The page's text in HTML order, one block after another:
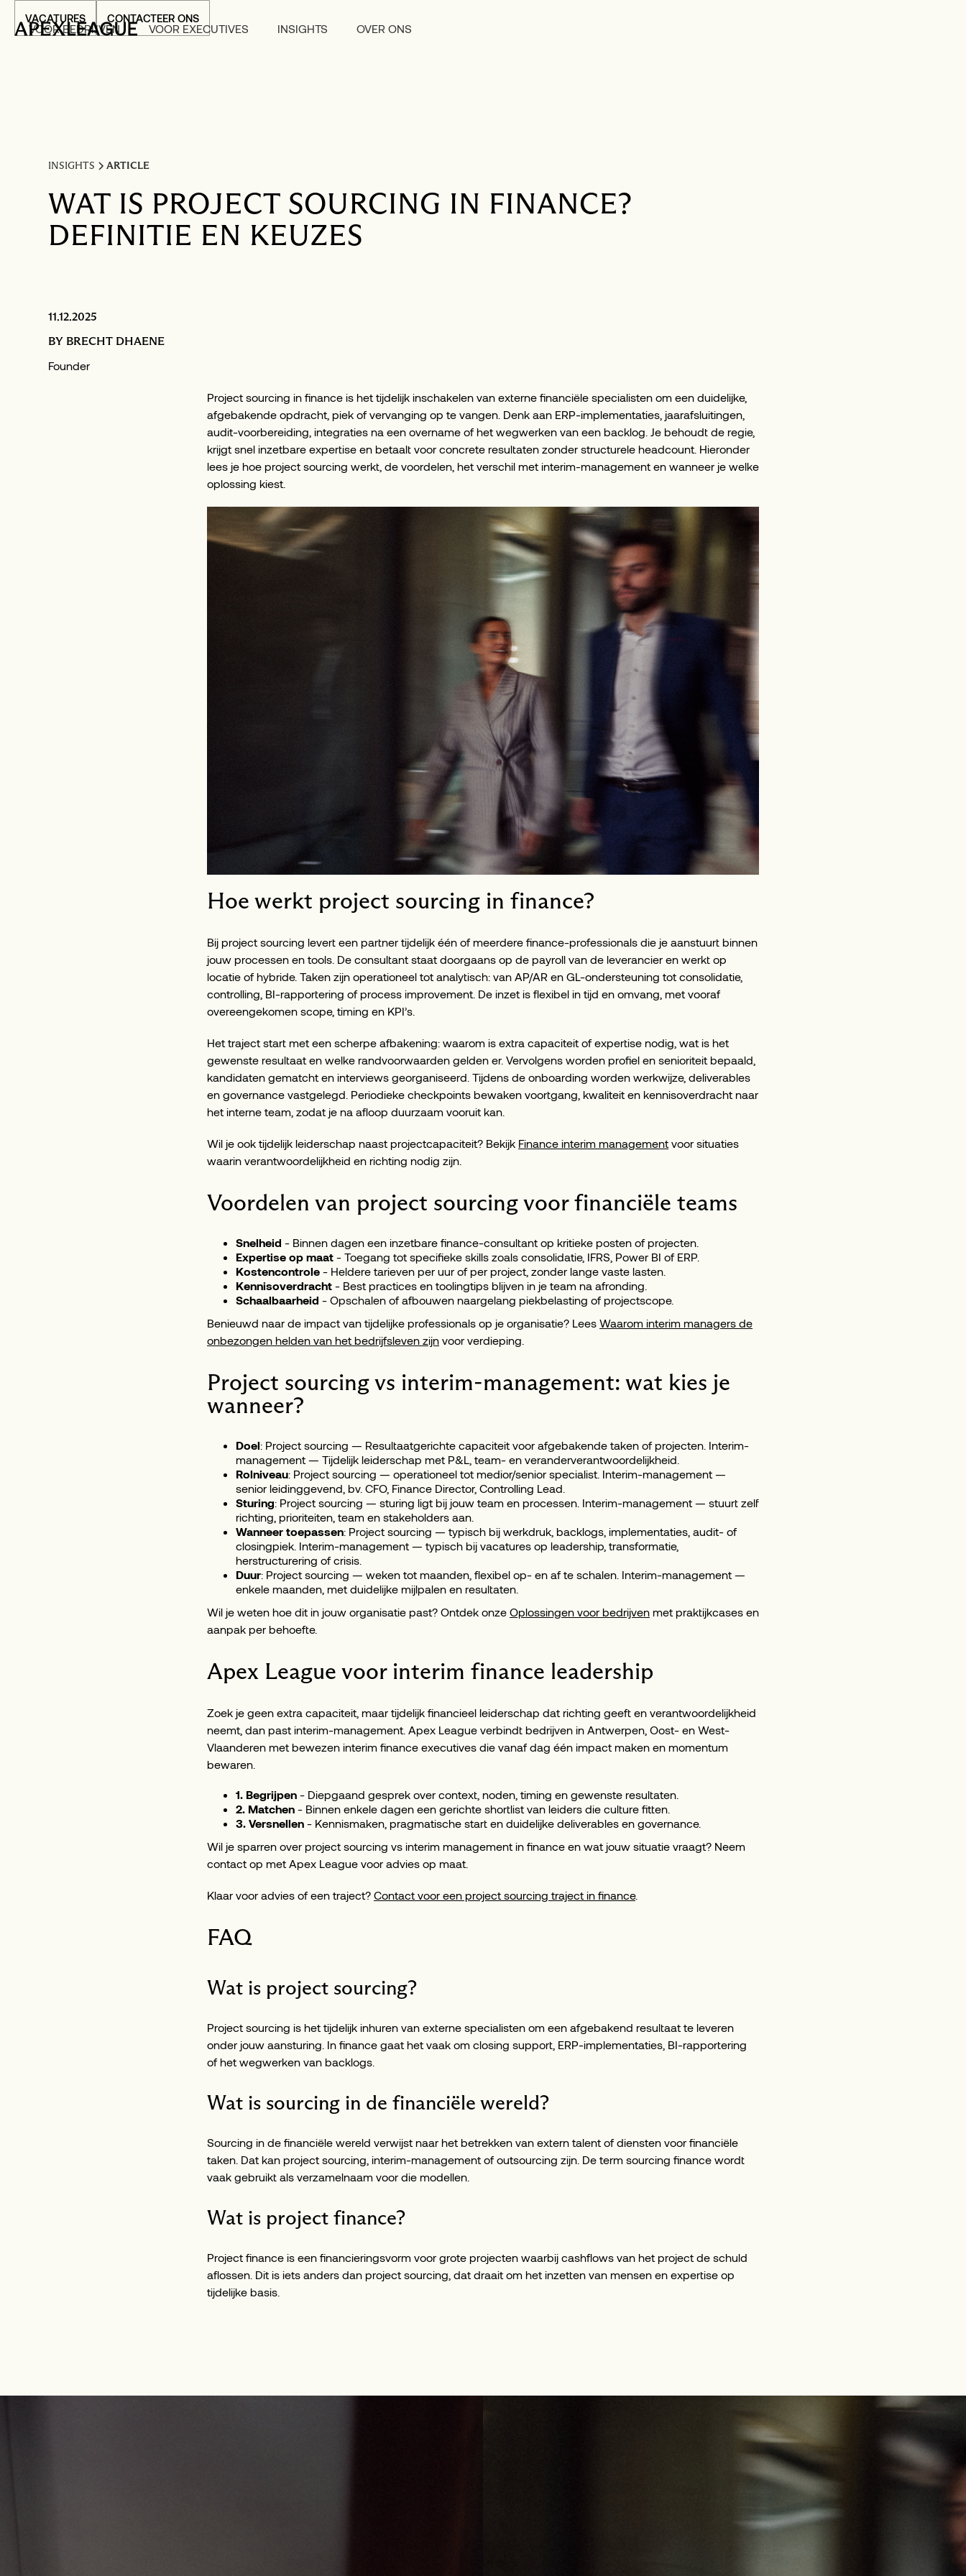
VOOR BEDRIJVEN VOOR EXECUTIVES INSIGHTS OVER ONS
VACATURES CONTACTEER ONS
INSIGHTS ARTICLE
WAT IS PROJECT SOURCING IN FINANCE?
DEFINITIE EN KEUZES
11.12.2025
BY BRECHT DHAENE
Founder
Project sourcing in finance is het tijdelijk inschakelen van externe financiële specialisten om een duidelijke,
afgebakende opdracht, piek of vervanging op te vangen. Denk aan ERP-implementaties, jaarafsluitingen,
audit-voorbereiding, integraties na een overname of het wegwerken van een backlog. Je behoudt de regie,
krijgt snel inzetbare expertise en betaalt voor concrete resultaten zonder structurele headcount. Hieronder
lees je hoe project sourcing werkt, de voordelen, het verschil met interim-management en wanneer je welke
oplossing kiest.
Hoe werkt project sourcing in finance?
Bij project sourcing levert een partner tijdelijk één of meerdere finance-professionals die je aanstuurt binnen
jouw processen en tools. De consultant staat doorgaans op de payroll van de leverancier en werkt op
locatie of hybride. Taken zijn operationeel tot analytisch: van AP/AR en GL-ondersteuning tot consolidatie,
controlling, BI-rapportering of process improvement. De inzet is flexibel in tijd en omvang, met vooraf
overeengekomen scope, timing en KPI’s.
Het traject start met een scherpe afbakening: waarom is extra capaciteit of expertise nodig, wat is het
gewenste resultaat en welke randvoorwaarden gelden er. Vervolgens worden profiel en senioriteit bepaald,
kandidaten gematcht en interviews georganiseerd. Tijdens de onboarding worden werkwijze, deliverables
en governance vastgelegd. Periodieke checkpoints bewaken voortgang, kwaliteit en kennisoverdracht naar
het interne team, zodat je na afloop duurzaam vooruit kan.
Wil je ook tijdelijk leiderschap naast projectcapaciteit? Bekijk Finance interim management voor situaties
waarin verantwoordelijkheid en richting nodig zijn.
Voordelen van project sourcing voor financiële teams
Snelheid - Binnen dagen een inzetbare finance-consultant op kritieke posten of projecten.
Expertise op maat - Toegang tot specifieke skills zoals consolidatie, IFRS, Power BI of ERP.
Kostencontrole - Heldere tarieven per uur of per project, zonder lange vaste lasten.
Kennisoverdracht - Best practices en toolingtips blijven in je team na afronding.
Schaalbaarheid - Opschalen of afbouwen naargelang piekbelasting of projectscope.
Benieuwd naar de impact van tijdelijke professionals op je organisatie? Lees Waarom interim managers de
onbezongen helden van het bedrijfsleven zijn voor verdieping.
Project sourcing vs interim-management: wat kies je
wanneer?
Doel: Project sourcing — Resultaatgerichte capaciteit voor afgebakende taken of projecten. Interim-
management — Tijdelijk leiderschap met P&L, team- en veranderverantwoordelijkheid.
Rolniveau: Project sourcing — operationeel tot medior/senior specialist. Interim-management —
senior leidinggevend, bv. CFO, Finance Director, Controlling Lead.
Sturing: Project sourcing — sturing ligt bij jouw team en processen. Interim-management — stuurt zelf
richting, prioriteiten, team en stakeholders aan.
Wanneer toepassen: Project sourcing — typisch bij werkdruk, backlogs, implementaties, audit- of
closingpiek. Interim-management — typisch bij vacatures op leadership, transformatie,
herstructurering of crisis.
Duur: Project sourcing — weken tot maanden, flexibel op- en af te schalen. Interim-management —
enkele maanden, met duidelijke mijlpalen en resultaten.
Wil je weten hoe dit in jouw organisatie past? Ontdek onze Oplossingen voor bedrijven met praktijkcases en
aanpak per behoefte.
Apex League voor interim finance leadership
Zoek je geen extra capaciteit, maar tijdelijk financieel leiderschap dat richting geeft en verantwoordelijkheid
neemt, dan past interim-management. Apex League verbindt bedrijven in Antwerpen, Oost- en West-
Vlaanderen met bewezen interim finance executives die vanaf dag één impact maken en momentum
bewaren.
1. Begrijpen - Diepgaand gesprek over context, noden, timing en gewenste resultaten.
2. Matchen - Binnen enkele dagen een gerichte shortlist van leiders die culture fitten.
3. Versnellen - Kennismaken, pragmatische start en duidelijke deliverables en governance.
Wil je sparren over project sourcing vs interim management in finance en wat jouw situatie vraagt? Neem
contact op met Apex League voor advies op maat.
Klaar voor advies of een traject? Contact voor een project sourcing traject in finance.
FAQ
Wat is project sourcing?
Project sourcing is het tijdelijk inhuren van externe specialisten om een afgebakend resultaat te leveren
onder jouw aansturing. In finance gaat het vaak om closing support, ERP-implementaties, BI-rapportering
of het wegwerken van backlogs.
Wat is sourcing in de financiële wereld?
Sourcing in de financiële wereld verwijst naar het betrekken van extern talent of diensten voor financiële
taken. Dat kan project sourcing, interim-management of outsourcing zijn. De term sourcing finance wordt
vaak gebruikt als verzamelnaam voor die modellen.
Wat is project finance?
Project finance is een financieringsvorm voor grote projecten waarbij cashflows van het project de schuld
aflossen. Dit is iets anders dan project sourcing, dat draait om het inzetten van mensen en expertise op
tijdelijke basis.